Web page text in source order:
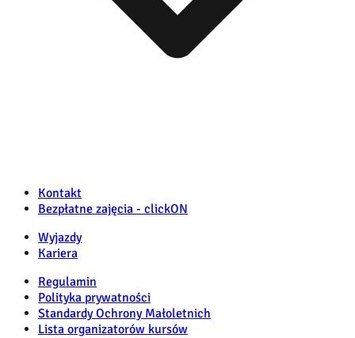
Kontakt
Bezpłatne zajęcia - clickON
Wyjazdy
Kariera
Regulamin
Polityka prywatności
Standardy Ochrony Małoletnich
Lista organizatorów kursów